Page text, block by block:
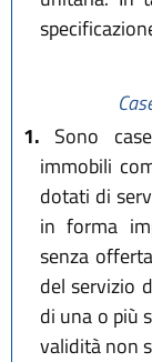
1. Sono
immobili
dotati di
in forma
senza
del servizio
di una o più
validità non